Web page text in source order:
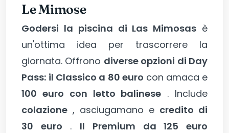
Le Mimose
Godersi la piscina di Las Mimosas è
un'ottima idea per trascorrere la
giornata. Offrono diverse opzioni di Day
Pass: il Classico a 80 euro con amaca e
100 euro con letto balinese . Include
colazione , asciugamano e credito di
30 euro . Il Premium da 125 euro